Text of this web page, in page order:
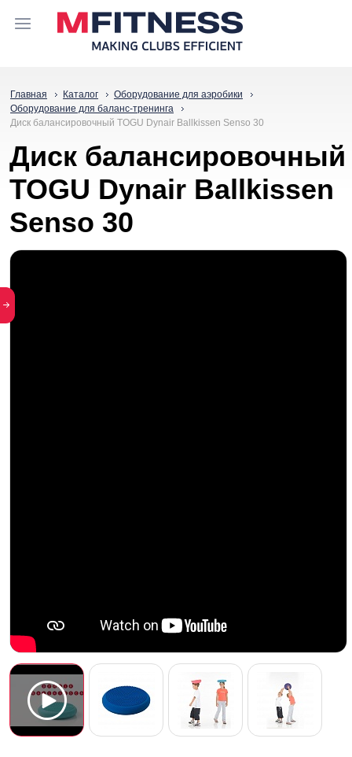
Главная Каталог
Оборудование для аэробики
Оборудование для баланс-тренинга
Диск балансировочный TOGU Dynair Ballkissen Senso 30
Диск балансировочный
TOGU Dynair Ballkissen
Senso 30